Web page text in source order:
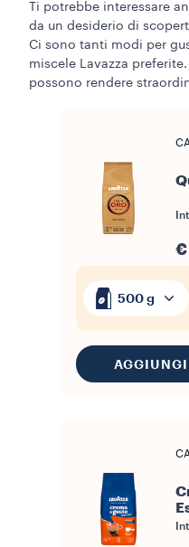
Ti potrebbe interessare
da un desiderio di
Ci sono tanti modi per
miscele Lavazza
possono rendere
€
500 g